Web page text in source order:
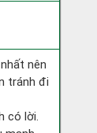
nên
tránh đi
có lời.